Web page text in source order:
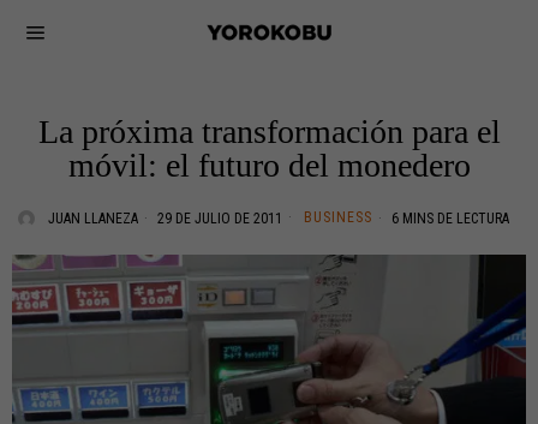
La próxima transformación para el
móvil: el futuro del monedero
JUAN LLANEZA 29 DE JULIO DE 2011 BUSINESS 6 MINS DE LECTURA